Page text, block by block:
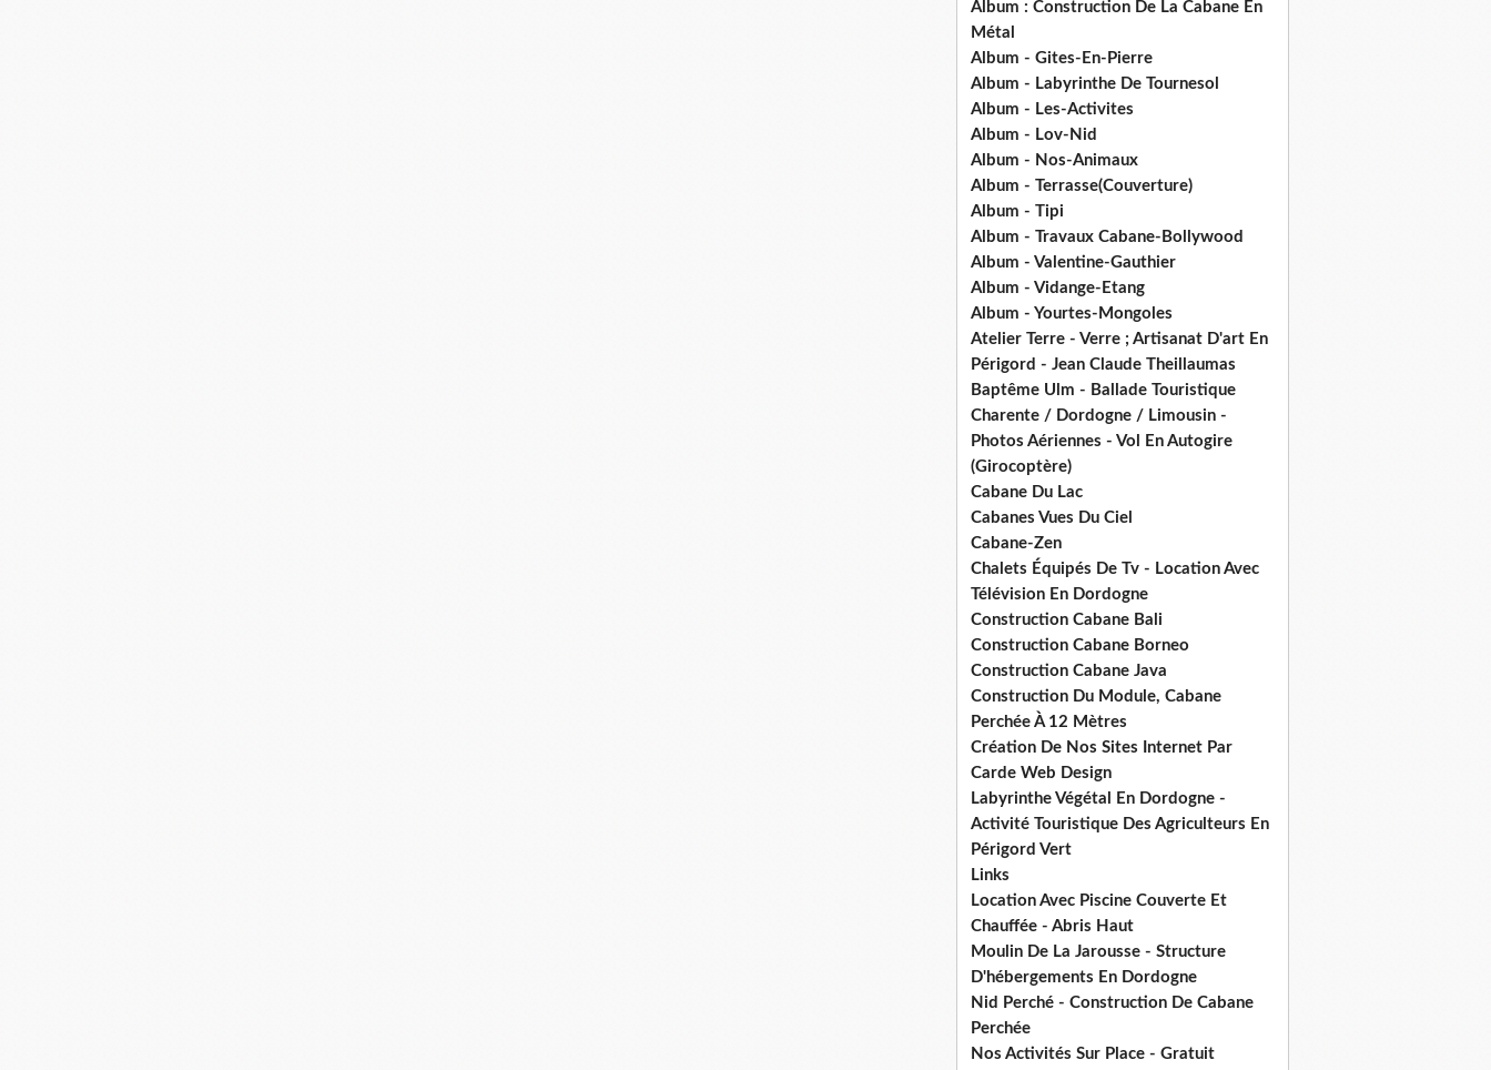
Album : Construction De La Cabane En
Métal
Album - Gites-En-Pierre
Album - Labyrinthe De Tournesol
Album - Les-Activites
Album - Lov-Nid
Album - Nos-Animaux
Album - Terrasse(Couverture)
Album - Tipi
Album - Travaux Cabane-Bollywood
Album - Valentine-Gauthier
Album - Vidange-Etang
Album - Yourtes-Mongoles
Atelier Terre - Verre ; Artisanat D'art En
Périgord - Jean Claude Theillaumas
Baptême Ulm - Ballade Touristique
Charente / Dordogne / Limousin -
Photos Aériennes - Vol En Autogire
(Girocoptère)
Cabane Du Lac
Cabanes Vues Du Ciel
Cabane-Zen
Chalets Équipés De Tv - Location Avec
Télévision En Dordogne
Construction Cabane Bali
Construction Cabane Borneo
Construction Cabane Java
Construction Du Module, Cabane
Perchée À 12 Mètres
Création De Nos Sites Internet Par
Carde Web Design
Labyrinthe Végétal En Dordogne -
Activité Touristique Des Agriculteurs En
Périgord Vert
Links
Location Avec Piscine Couverte Et
Chauffée - Abris Haut
Moulin De La Jarousse - Structure
D'hébergements En Dordogne
Nid Perché - Construction De Cabane
Perchée
Nos Activités Sur Place - Gratuit